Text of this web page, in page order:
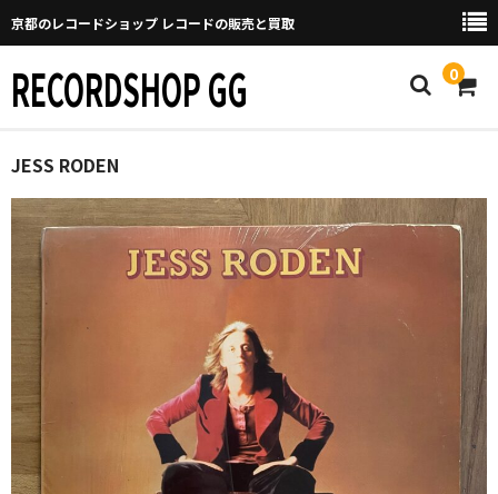
京都のレコードショップ レコードの販売と買取
RECORDSHOP GG 0
Home
マイページ
GGについて
買取について
Categories
JESS RODEN